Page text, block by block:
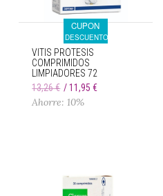
CUPON
DESCUENTO
VITIS PRÓTESIS
COMPRIMIDOS
LIMPIADORES 72
UNIDADES
13,26 € 11,95 €
Ahorre: 10%